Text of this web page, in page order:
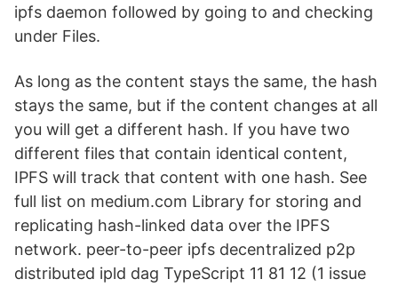
ipfs daemon followed by going to and checking
under Files.
As long as the content stays the same, the hash
stays the same, but if the content changes at all
you will get a different hash. If you have two
different files that contain identical content,
IPFS will track that content with one hash. See
full list on medium.com Library for storing and
replicating hash-linked data over the IPFS
network. peer-to-peer ipfs decentralized p2p
distributed ipld dag TypeScript 11 81 12 (1 issue